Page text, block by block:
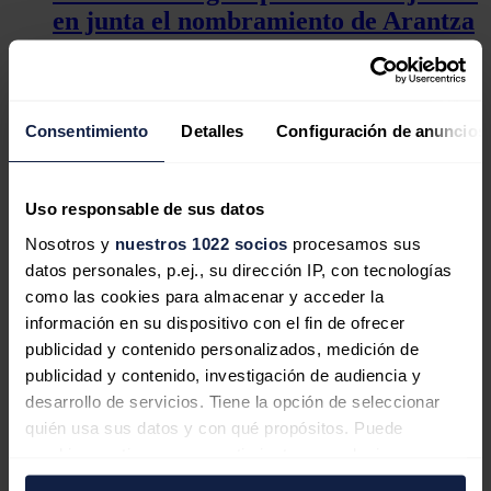
Consentimiento Detalles Configuración de anuncios
Uso responsable de sus datos
Nosotros y nuestros 1022 socios procesamos sus
datos personales, p.ej., su dirección IP, con tecnologías
como las cookies para almacenar y acceder la
información en su dispositivo con el fin de ofrecer
publicidad y contenido personalizados, medición de
publicidad y contenido, investigación de audiencia y
desarrollo de servicios. Tiene la opción de seleccionar
quién usa sus datos y con qué propósitos. Puede
momento desde la Declaración de cookies o clicando en
en junta el nombramiento de Arantza
Ezpeleta y un dividendo de 0,44 euros
Acciona Energía pone en marcha del
en Canadá
Acciona Energía cae el 0,45% y
Acciona sube el 0,15% tras informe
tendencias de negocio
Además, se ha aprobado la renovación de otrostres consejeros
Salgado) ycinco independientes(Juan Luis López Cardenete,